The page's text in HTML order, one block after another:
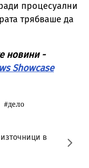
процесуални
трябваше да
новини -
Showcase
дело
в